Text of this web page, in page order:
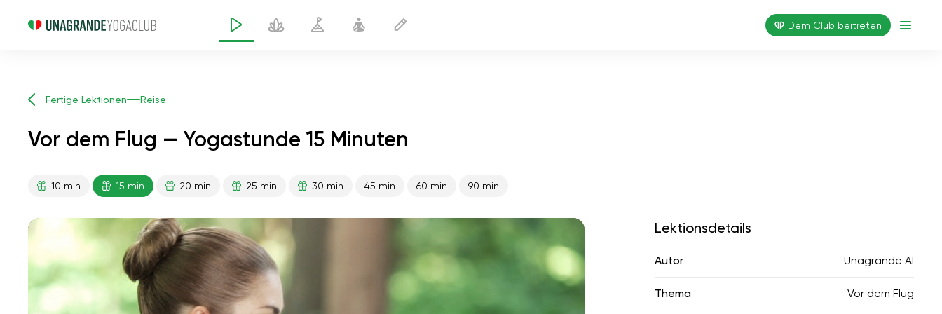
Dem Club beitreten
Fertige Lektionen Reise
Vor dem Flug — Yogastunde 15 Minuten
10 min 15 min 20 min 25 min 30 min 45 min 60 min 90 min
flucht der seele 01:44
Lektionsdetails
Autor Unagrande AI
Thema Vor dem Flug